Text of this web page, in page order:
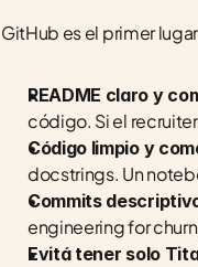
GitHub es el primer
README claro y
código. Si el
Código limpio y
docstrings. Un
Commits
engineering for
Evitá tener solo